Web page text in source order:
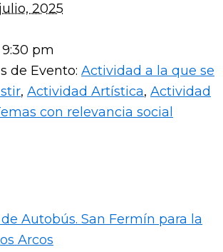
2025
pm
de Evento: Actividad a la que se
, Actividad Artística, Actividad
con relevancia social
Autobús. San Fermín para la
Arcos